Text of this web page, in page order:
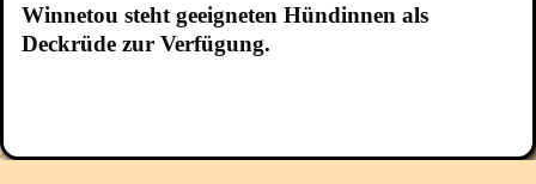
Winnetou steht geeigneten Hündinnen als
Deckrüde zur Verfügung.